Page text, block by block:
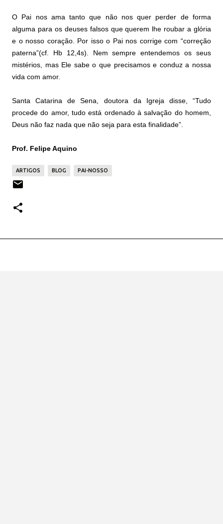
O Pai nos ama tanto que não nos quer perder de forma
alguma para os deuses falsos que querem lhe roubar a glória
e o nosso coração. Por isso o Pai nos corrige com “correção
paterna”(cf. Hb 12,4s). Nem sempre entendemos os seus
mistérios, mas Ele sabe o que precisamos e conduz a nossa
vida com amor.
Santa Catarina de Sena, doutora da Igreja disse, “Tudo
procede do amor, tudo está ordenado à salvação do homem,
Deus não faz nada que não seja para esta finalidade”.
Prof. Felipe Aquino
ARTIGOS BLOG PAI-NOSSO